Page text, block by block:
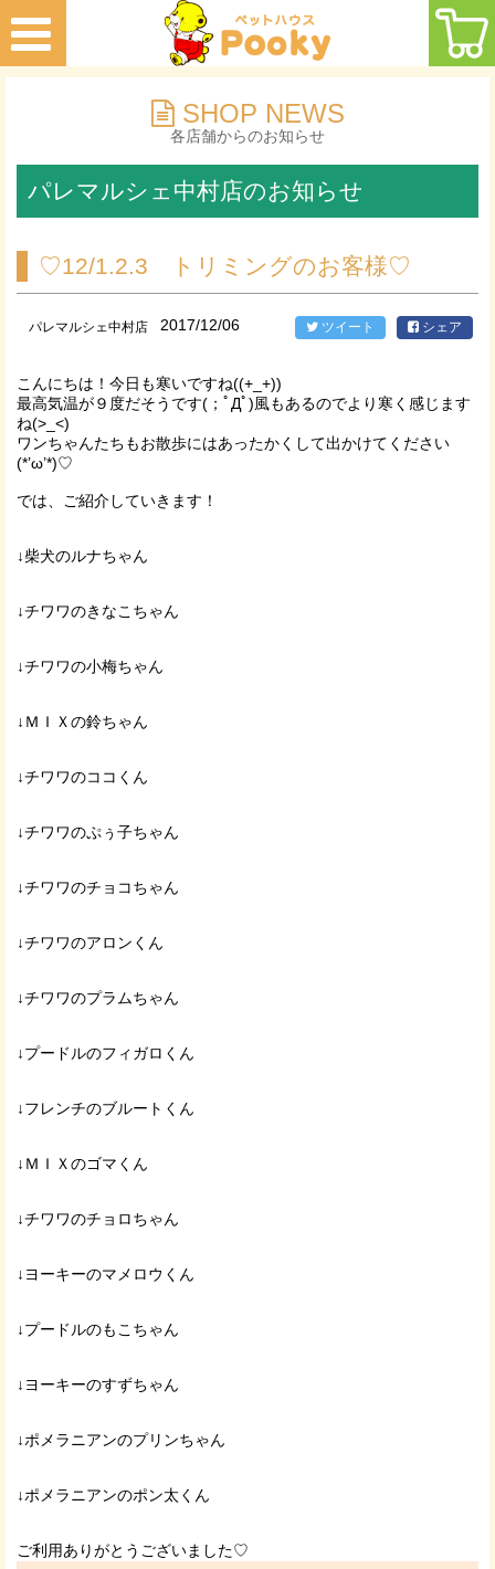
SHOP NEWS
各店舗からのお知らせ
パレマルシェ中村店のお知らせ
♡12/1.2.3 トリミングのお客様♡
パレマルシェ中村店 2017/12/06 ツイート シェア
こんにちは！今日も寒いですね((+_+))
最高気温が９度だそうです(；ﾟДﾟ)風もあるのでより寒く感じます
ね(>_<)
ワンちゃんたちもお散歩にはあったかくして出かけてください
(*’ω’*)♡
では、ご紹介していきます！
↓柴犬のルナちゃん
↓チワワのきなこちゃん
↓チワワの小梅ちゃん
↓ＭＩＸの鈴ちゃん
↓チワワのココくん
↓チワワのぷぅ子ちゃん
↓チワワのチョコちゃん
↓チワワのアロンくん
↓チワワのプラムちゃん
↓プードルのフィガロくん
↓フレンチのブルートくん
↓ＭＩＸのゴマくん
↓チワワのチョロちゃん
↓ヨーキーのマメロウくん
↓プードルのもこちゃん
↓ヨーキーのすずちゃん
↓ポメラニアンのプリンちゃん
↓ポメラニアンのポン太くん
ご利用ありがとうございました♡